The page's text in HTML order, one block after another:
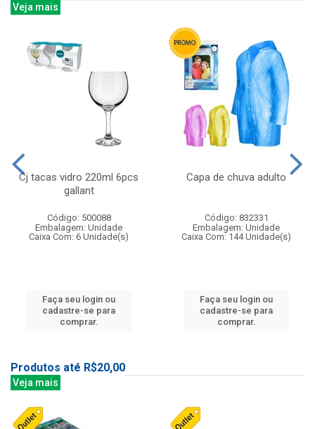
Veja mais
Cj tacas vidro 220ml 6pcs
gallant
Código: 500088
Embalagem: Unidade
Caixa Com: 6 Unidade(s)
Faça seu login ou
cadastre-se para
comprar.
Capa de chuva adulto
Código: 832331
Embalagem: Unidade
Caixa Com: 144 Unidade(s)
Faça seu login ou
cadastre-se para
comprar.
Produtos até R$20,00
Veja mais